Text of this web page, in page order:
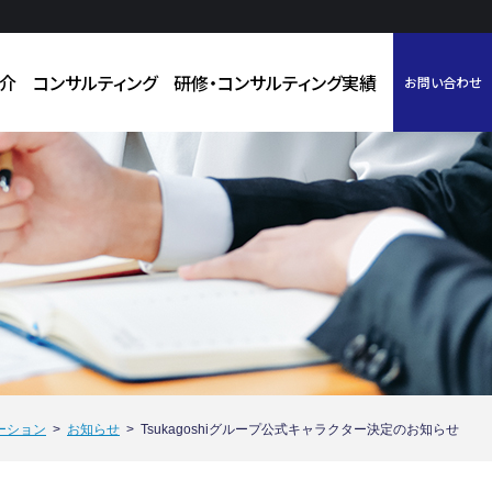
コンサルティング 研修・コンサルティング実績 お問い合わせ
075-585-6186
受付：9:00～18:00 （土日祝を除く）
ション お知らせ Tsukagoshiグループ公式キャラクター決定のお知らせ